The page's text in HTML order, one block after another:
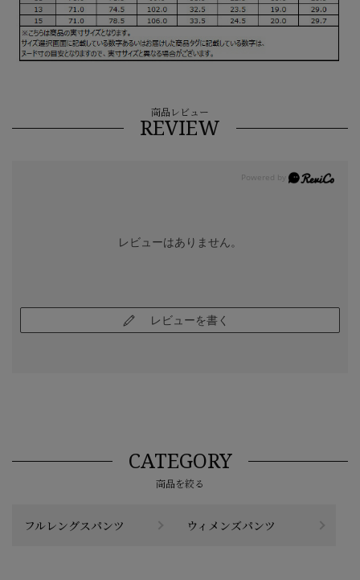
商品レビュー
REVIEW
レビューはありません。
レビューを書く
CATEGORY
商品を絞る
フルレングスパンツ ウィメンズパンツ